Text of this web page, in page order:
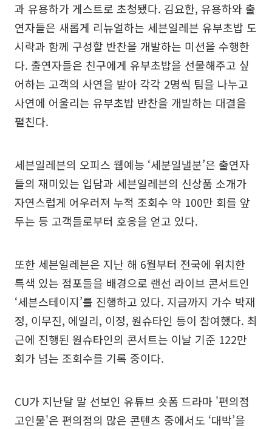
과 유용하가 게스트로 초청됐다. 김요한, 유용하와 출
연자들은 새롭게 리뉴얼하는 세븐일레븐 유부초밥 도
시락과 함께 구성할 반찬을 개발하는 미션을 수행한
다. 출연자들은 친구에게 유부초밥을 선물해주고 싶
어하는 고객의 사연을 받아 각각 2명씩 팀을 나누고
사연에 어울리는 유부초밥 반찬을 개발하는 대결을
펼친다.
세븐일레븐의 오피스 웹예능 ‘세분일낼분’은 출연자
들의 재미있는 입담과 세븐일레븐의 신상품 소개가
자연스럽게 어우러져 누적 조회수 약 100만 회를 앞
두는 등 고객들로부터 호응을 얻고 있다.
또한 세븐일레븐은 지난 해 6월부터 전국에 위치한
특색 있는 점포들을 배경으로 랜선 라이브 콘서트인
‘세븐스테이지’를 진행하고 있다. 지금까지 가수 박재
정, 이무진, 에일리, 이정, 원슈타인 등이 참여했다. 최
근에 진행된 원슈타인의 콘서트는 이날 기준 122만
회가 넘는 조회수를 기록 중이다.
CU가 지난달 말 선보인 유튜브 숏폼 드라마 '편의점
고인물'은 편의점의 많은 콘텐츠 중에서도 ‘대박’을